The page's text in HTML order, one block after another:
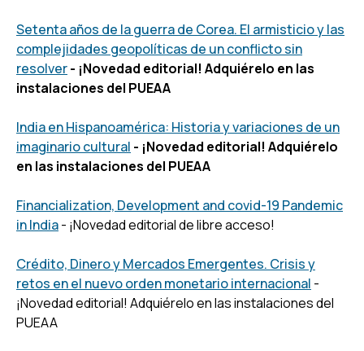
Setenta años de la guerra de Corea. El armisticio y las
complejidades geopolíticas de un conflicto sin
resolver- ¡Novedad editorial! Adquiérelo en las
instalaciones del PUEAA
India en Hispanoamérica: Historia y variaciones de un
imaginario cultural - ¡Novedad editorial! Adquiérelo
en las instalaciones del PUEAA
Financialization, Development and covid-19 Pandemic
in India- ¡Novedad editorial de libre acceso!
Crédito, Dinero y Mercados Emergentes. Crisis y
retos en el nuevo orden monetario internacional -
¡Novedad editorial! Adquiérelo en las instalaciones del
PUEAA